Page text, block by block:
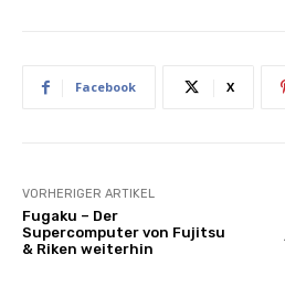
Facebook X
VORHERIGER ARTIKEL
Fugaku – Der
Supercomputer von Fujitsu
& Riken weiterhin